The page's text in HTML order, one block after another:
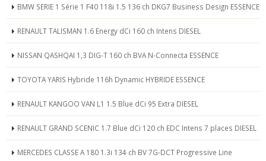
BMW SERIE 1 Série 1 F40 118i 1.5 136 ch DKG7 Business Design ESSENCE
RENAULT TALISMAN 1.6 Energy dCi 160 ch Intens DIESEL
NISSAN QASHQAI 1,3 DIG-T 160 ch BVA N-Connecta ESSENCE
TOYOTA YARIS Hybride 116h Dynamic HYBRIDE ESSENCE
RENAULT KANGOO VAN L1 1.5 Blue dCi 95 Extra DIESEL
RENAULT GRAND SCENIC 1.7 Blue dCi 120 ch EDC Intens 7 places DIESEL
MERCEDES CLASSE A 180 1.3i 134 ch BV 7G-DCT Progressive Line